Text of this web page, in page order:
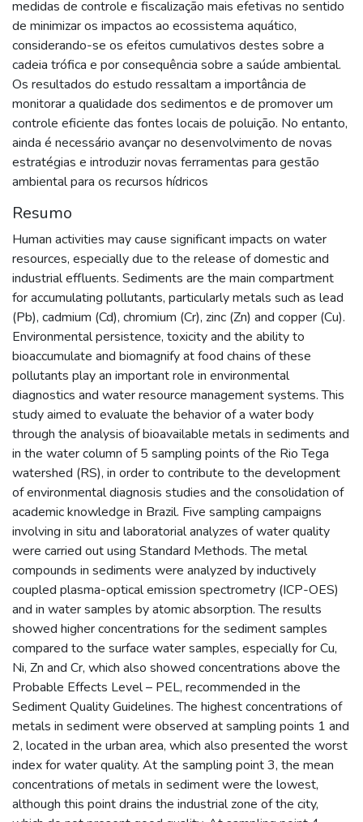
medidas de controle e fiscalização mais efetivas no sentido
de minimizar os impactos ao ecossistema aquático,
considerando-se os efeitos cumulativos destes sobre a
cadeia trófica e por consequência sobre a saúde ambiental.
Os resultados do estudo ressaltam a importância de
monitorar a qualidade dos sedimentos e de promover um
controle eficiente das fontes locais de poluição. No entanto,
ainda é necessário avançar no desenvolvimento de novas
estratégias e introduzir novas ferramentas para gestão
ambiental para os recursos hídricos
Resumo
Human activities may cause significant impacts on water
resources, especially due to the release of domestic and
industrial effluents. Sediments are the main compartment
for accumulating pollutants, particularly metals such as lead
(Pb), cadmium (Cd), chromium (Cr), zinc (Zn) and copper (Cu).
Environmental persistence, toxicity and the ability to
bioaccumulate and biomagnify at food chains of these
pollutants play an important role in environmental
diagnostics and water resource management systems. This
study aimed to evaluate the behavior of a water body
through the analysis of bioavailable metals in sediments and
in the water column of 5 sampling points of the Rio Tega
watershed (RS), in order to contribute to the development
of environmental diagnosis studies and the consolidation of
academic knowledge in Brazil. Five sampling campaigns
involving in situ and laboratorial analyzes of water quality
were carried out using Standard Methods. The metal
compounds in sediments were analyzed by inductively
coupled plasma-optical emission spectrometry (ICP-OES)
and in water samples by atomic absorption. The results
showed higher concentrations for the sediment samples
compared to the surface water samples, especially for Cu,
Ni, Zn and Cr, which also showed concentrations above the
Probable Effects Level – PEL, recommended in the
Sediment Quality Guidelines. The highest concentrations of
metals in sediment were observed at sampling points 1 and
2, located in the urban area, which also presented the worst
index for water quality. At the sampling point 3, the mean
concentrations of metals in sediment were the lowest,
although this point drains the industrial zone of the city,